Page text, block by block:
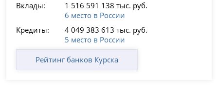
Вклады:
1 516 591 138 тыс. руб.
6 место в России
Кредиты:
4 049 383 613 тыс. руб.
5 место в России
Рейтинг банков Курска